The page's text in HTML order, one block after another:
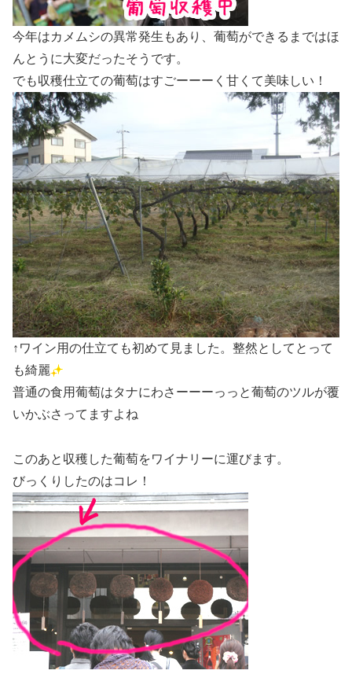
今年はカメムシの異常発生もあり、葡萄ができるまではほ
んとうに大変だったそうです。
でも収穫仕立ての葡萄はすごーーーく甘くて美味しい！
↑ワイン用の仕立ても初めて見ました。整然としてとって
も綺麗
普通の食用葡萄はタナにわさーーーっっと葡萄のツルが覆
いかぶさってますよね
このあと収穫した葡萄をワイナリーに運びます。
びっくりしたのはコレ！